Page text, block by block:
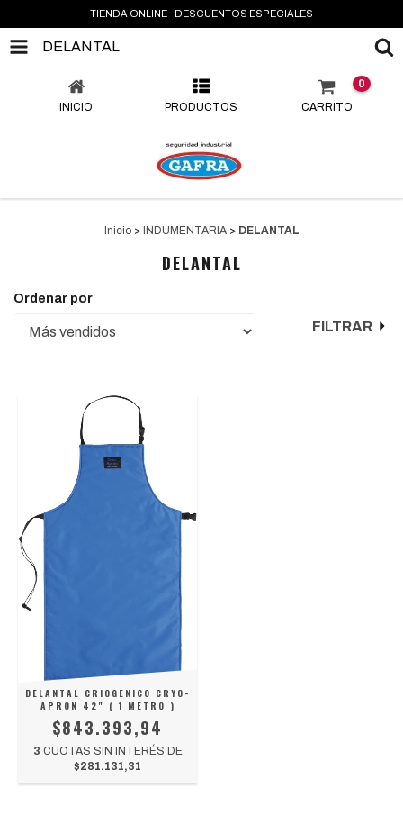
TIENDA ONLINE - DESCUENTOS ESPECIALES
DELANTAL
INICIO PRODUCTOS CARRITO
0
Inicio > INDUMENTARIA > DELANTAL
DELANTAL
Ordenar por
FILTRAR
DELANTAL CRIOGENICO CRYO-
APRON 42" ( 1 METRO )
$843.393,94
3 CUOTAS SIN INTERÉS DE
$281.131,31